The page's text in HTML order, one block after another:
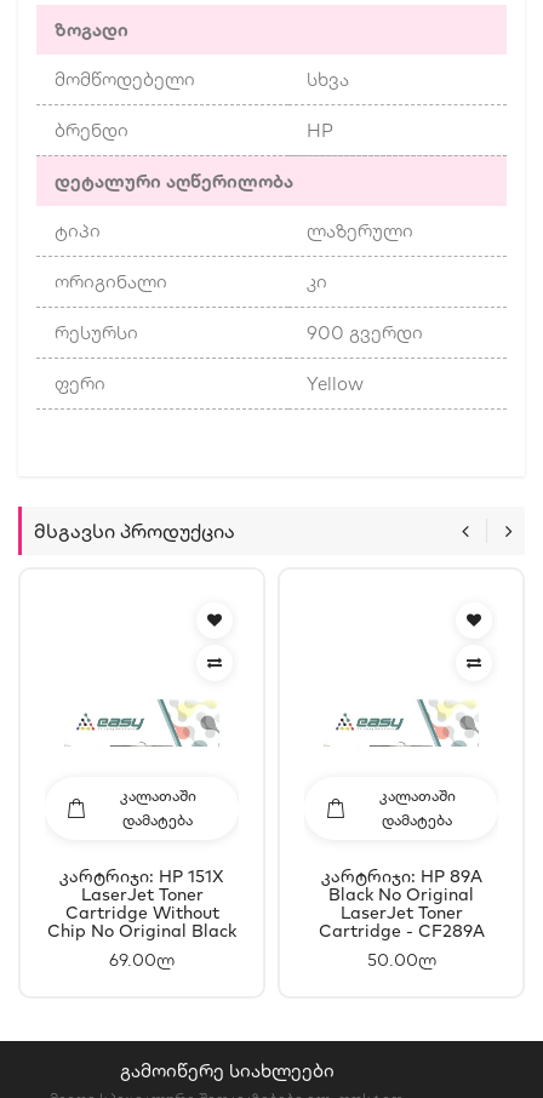
ზოგადი
მომწოდებელი სხვა
ბრენდი HP
დეტალური აღწერილობა
ტიპი ლაზერული
ორიგინალი კი
რესურსი 900 გვერდი
ფერი Yellow
Მსგავსი Პროდუქცია
ᲙᲐᲚᲐᲗᲐᲨᲘ
ᲓᲐᲛᲐᲢᲔᲑᲐ
Კარტრიჯი: HP 151X
LaserJet Toner
Cartridge Without
Chip No Original Black
- W1510X
69.00ლ
ᲙᲐᲚᲐᲗᲐᲨᲘ
ᲓᲐᲛᲐᲢᲔᲑᲐ
Კარტრიჯი: HP 89A
Black No Original
LaserJet Toner
Cartridge - CF289A
50.00ლ
ᲒᲐᲛᲝᲘᲬᲔᲠᲔ ᲡᲘᲐᲮᲚᲔᲔᲑᲘ